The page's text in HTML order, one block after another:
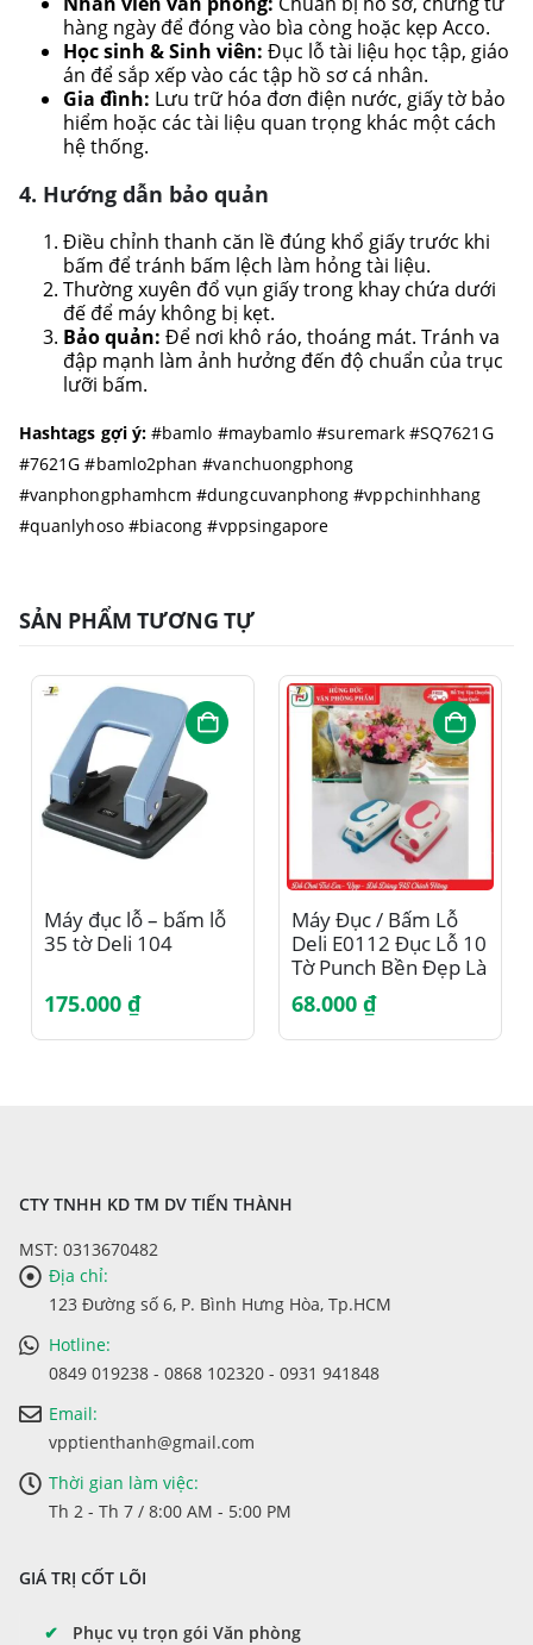
hàng ngày để đóng vào bìa còng hoặc kẹp Acco.
Học sinh & Sinh viên: Đục lỗ tài liệu học tập, giáo
án để sắp xếp vào các tập hồ sơ cá nhân.
Gia đình: Lưu trữ hóa đơn điện nước, giấy tờ bảo
hiểm hoặc các tài liệu quan trọng khác một cách
hệ thống.
4. Hướng dẫn bảo quản
Điều chỉnh thanh căn lề đúng khổ giấy trước khi
bấm để tránh bấm lệch làm hỏng tài liệu.
Thường xuyên đổ vụn giấy trong khay chứa dưới
đế để máy không bị kẹt.
Bảo quản: Để nơi khô ráo, thoáng mát. Tránh va
đập mạnh làm ảnh hưởng đến độ chuẩn của trục
lưỡi bấm.
Hashtags gợi ý: #bamlo #maybamlo #suremark #SQ7621G
#7621G #bamlo2phan #vanchuongphong
#vanphongphamhcm #dungcuvanphong #vppchinhhang
#quanlyhoso #biacong #vppsingapore
SẢN PHẨM TƯƠNG TỰ
Máy đục lỗ – bấm lỗ
35 tờ Deli 104
175.000 ₫
Máy Đục / Bấm Lỗ
Deli E0112 Đục Lỗ 10
Tờ Punch Bền Đẹp Là
Sự Lựa Chọn Hàng
Đầu Trong Công Sở
Văn Phòng Học Sinh
68.000 ₫
CTY TNHH KD TM DV TIẾN THÀNH
MST: 0313670482
Địa chỉ:
123 Đường số 6, P. Bình Hưng Hòa, Tp.HCM
Hotline:
0849 019238 - 0868 102320 - 0931 941848
Email:
vpptienthanh@gmail.com
Thời gian làm việc:
Th 2 - Th 7 / 8:00 AM - 5:00 PM
GIÁ TRỊ CỐT LÕI
✔ Phục vụ trọn gói Văn phòng